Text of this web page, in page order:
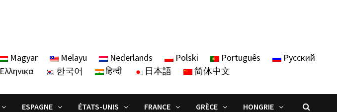
Magyar Melayu Nederlands Polski Português
Русский
Ελληνικα 한국어 हिन्दी 日本語 简体中文
ESPAGNE ÉTATS-UNIS FRANCE GRÈCE HONGRIE